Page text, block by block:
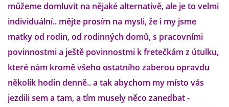
PODPORA
E - S H O P
můžeme domluvit na nějaké alternativě, ale je to velmi
individuální.. mějte prosím na mysli, že i my jsme
matky od rodin, od rodinných domů, s pracovními
povinnostmi a ještě povinnostmi k fretečkám z útulku,
které nám kromě všeho ostatního zaberou opravdu
několik hodin denně.. a tak abychom my místo vás
jezdili sem a tam, a tím musely něco zanedbat -